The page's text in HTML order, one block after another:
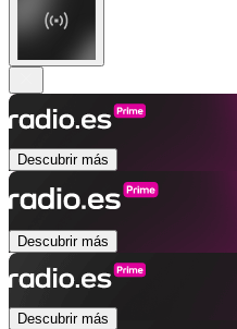
Descubrir más
Descubrir más
Descubrir más